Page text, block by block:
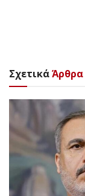
ΣχετικάΆρθρα